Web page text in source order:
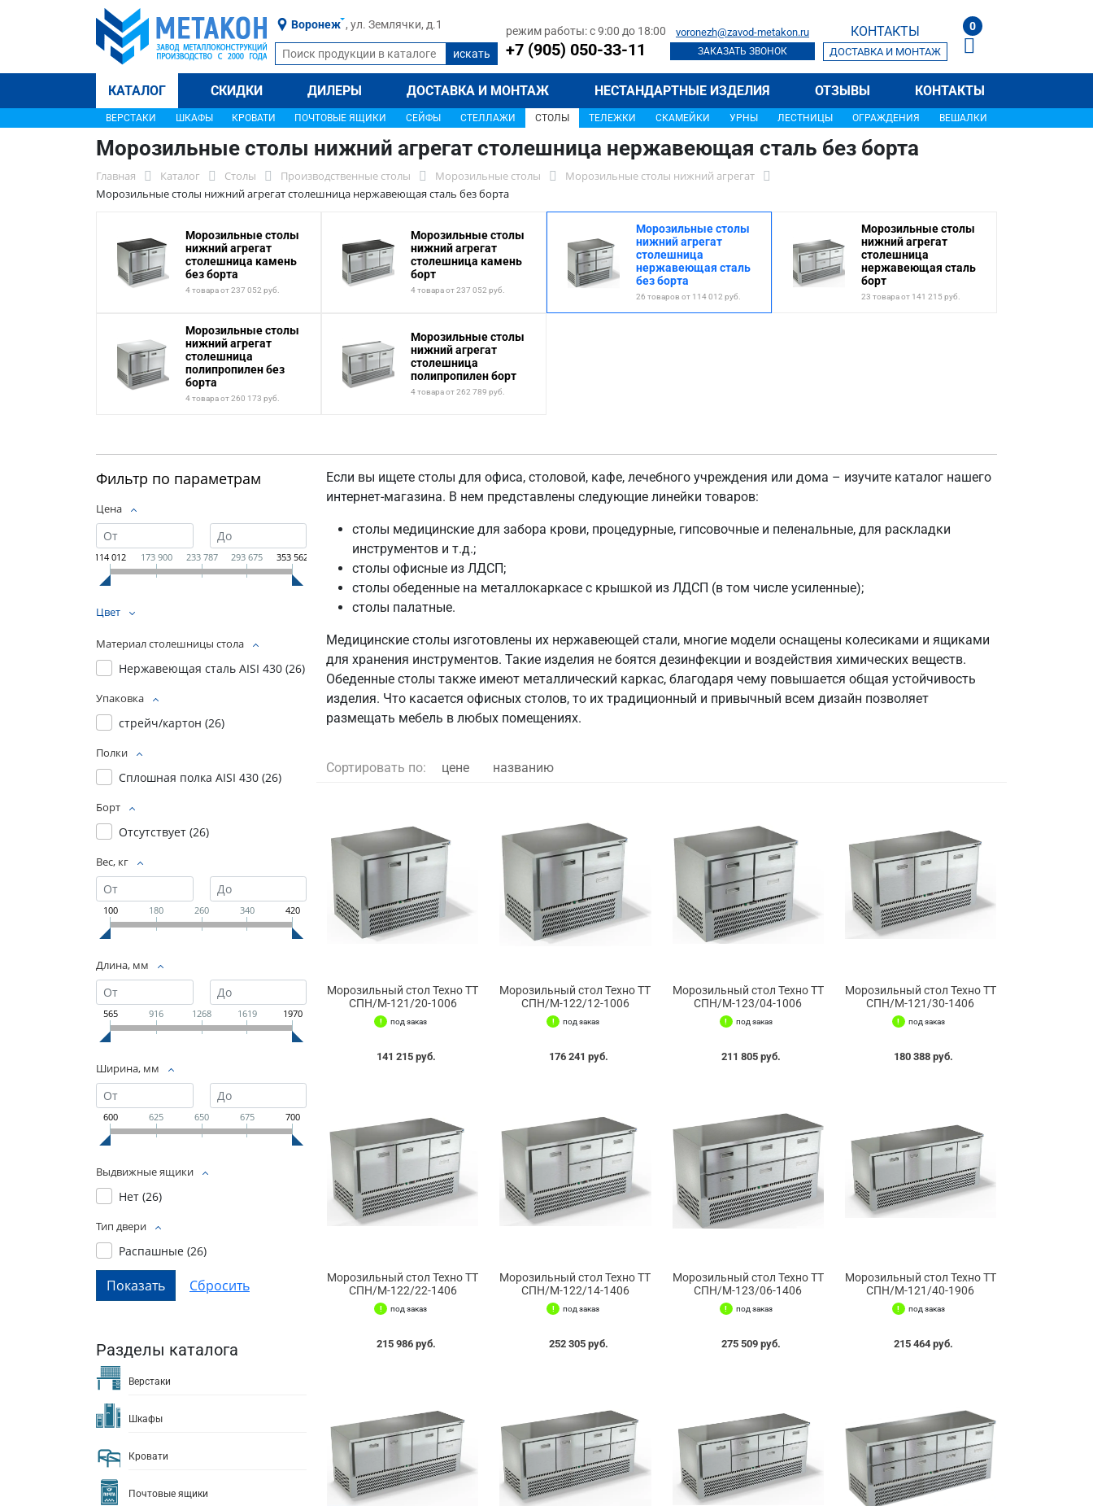
Воронеж , ул. Землячки, д.1 режим работы: с 9:00 до 18:00
+7 (905) 050-33-11
voronezh@zavod-metakon.ru
ЗАКАЗАТЬ ЗВОНОК
КОНТАКТЫ
ДОСТАВКА И МОНТАЖ
0
КАТАЛОГ СКИДКИ ДИЛЕРЫ ДОСТАВКА И МОНТАЖ НЕСТАНДАРТНЫЕ ИЗДЕЛИЯ ОТЗЫВЫ КОНТАКТЫ
ВЕРСТАКИ ШКАФЫ КРОВАТИ ПОЧТОВЫЕ ЯЩИКИ СЕЙФЫ СТЕЛЛАЖИ СТОЛЫ ТЕЛЕЖКИ СКАМЕЙКИ УРНЫ ЛЕСТНИЦЫ ОГРАЖДЕНИЯ ВЕШАЛКИ
Морозильные столы нижний агрегат столешница нержавеющая сталь без борта
Главная Каталог Столы Производственные столы Морозильные столы
Морозильные столы нижний агрегат
Морозильные столы нижний агрегат столешница нержавеющая сталь без борта
Морозильные столы
нижний агрегат
столешница камень
без борта
4 товара от 237 052 руб.
Морозильные столы
нижний агрегат
столешница камень
борт
4 товара от 237 052 руб.
Морозильные столы
нижний агрегат
столешница
нержавеющая сталь
без борта
26 товаров от 114 012 руб.
Морозильные столы
нижний агрегат
столешница
нержавеющая сталь
борт
23 товара от 141 215 руб.
Морозильные столы
нижний агрегат
столешница
полипропилен без
борта
4 товара от 260 173 руб.
Морозильные столы
нижний агрегат
столешница
полипропилен борт
4 товара от 262 789 руб.
Фильтр по параметрам
Цена
114 012 173 900 233 787 293 675 353 562
Цвет
Материал столешницы стола
Нержавеющая сталь AISI 430 (26)
Упаковка
стрейч/картон (26)
Полки
Сплошная полка AISI 430 (26)
Борт
Отсутствует (26)
Вес, кг
100 180 260 340 420
Длина, мм
565 916 1268 1619 1970
Ширина, мм
600 625 650 675 700
Выдвижные ящики
Нет (26)
Тип двери
Распашные (26)
Разделы каталога
Верстаки
Шкафы
Кровати
Почтовые ящики
Если вы ищете столы для офиса, столовой, кафе, лечебного учреждения или дома – изучите каталог нашего
интернет-магазина. В нем представлены следующие линейки товаров:
столы медицинские для забора крови, процедурные, гипсовочные и пеленальные, для раскладки
инструментов и т.д.;
столы офисные из ЛДСП;
столы обеденные на металлокаркасе с крышкой из ЛДСП (в том числе усиленные);
столы палатные.
Медицинские столы изготовлены их нержавеющей стали, многие модели оснащены колесиками и ящиками
для хранения инструментов. Такие изделия не боятся дезинфекции и воздействия химических веществ.
Обеденные столы также имеют металлический каркас, благодаря чему повышается общая устойчивость
изделия. Что касается офисных столов, то их традиционный и привычный всем дизайн позволяет
размещать мебель в любых помещениях.
Сортировать по: цене названию
Морозильный стол Техно ТТ
СПН/М-121/20-1006
под заказ
141 215 руб.
Морозильный стол Техно ТТ
СПН/М-122/12-1006
под заказ
176 241 руб.
Морозильный стол Техно ТТ
СПН/М-123/04-1006
под заказ
211 805 руб.
Морозильный стол Техно ТТ
СПН/М-121/30-1406
под заказ
180 388 руб.
Морозильный стол Техно ТТ
СПН/М-122/22-1406
под заказ
215 986 руб.
Морозильный стол Техно ТТ
СПН/М-122/14-1406
под заказ
252 305 руб.
Морозильный стол Техно ТТ
СПН/М-123/06-1406
под заказ
275 509 руб.
Морозильный стол Техно ТТ
СПН/М-121/40-1906
под заказ
215 464 руб.